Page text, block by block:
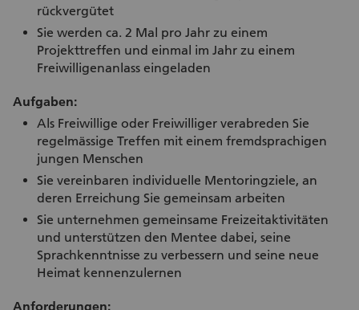
rückvergütet
Sie werden ca. 2 Mal pro Jahr zu einem
Projekttreffen und einmal im Jahr zu einem
Freiwilligenanlass eingeladen
Aufgaben:
Als Freiwillige oder Freiwilliger verabreden Sie
regelmässige Treffen mit einem fremdsprachigen
jungen Menschen
Sie vereinbaren individuelle Mentoringziele, an
deren Erreichung Sie gemeinsam arbeiten
Sie unternehmen gemeinsame Freizeitaktivitäten
und unterstützen den Mentee dabei, seine
Sprachkenntnisse zu verbessern und seine neue
Heimat kennenzulernen
Anforderungen: